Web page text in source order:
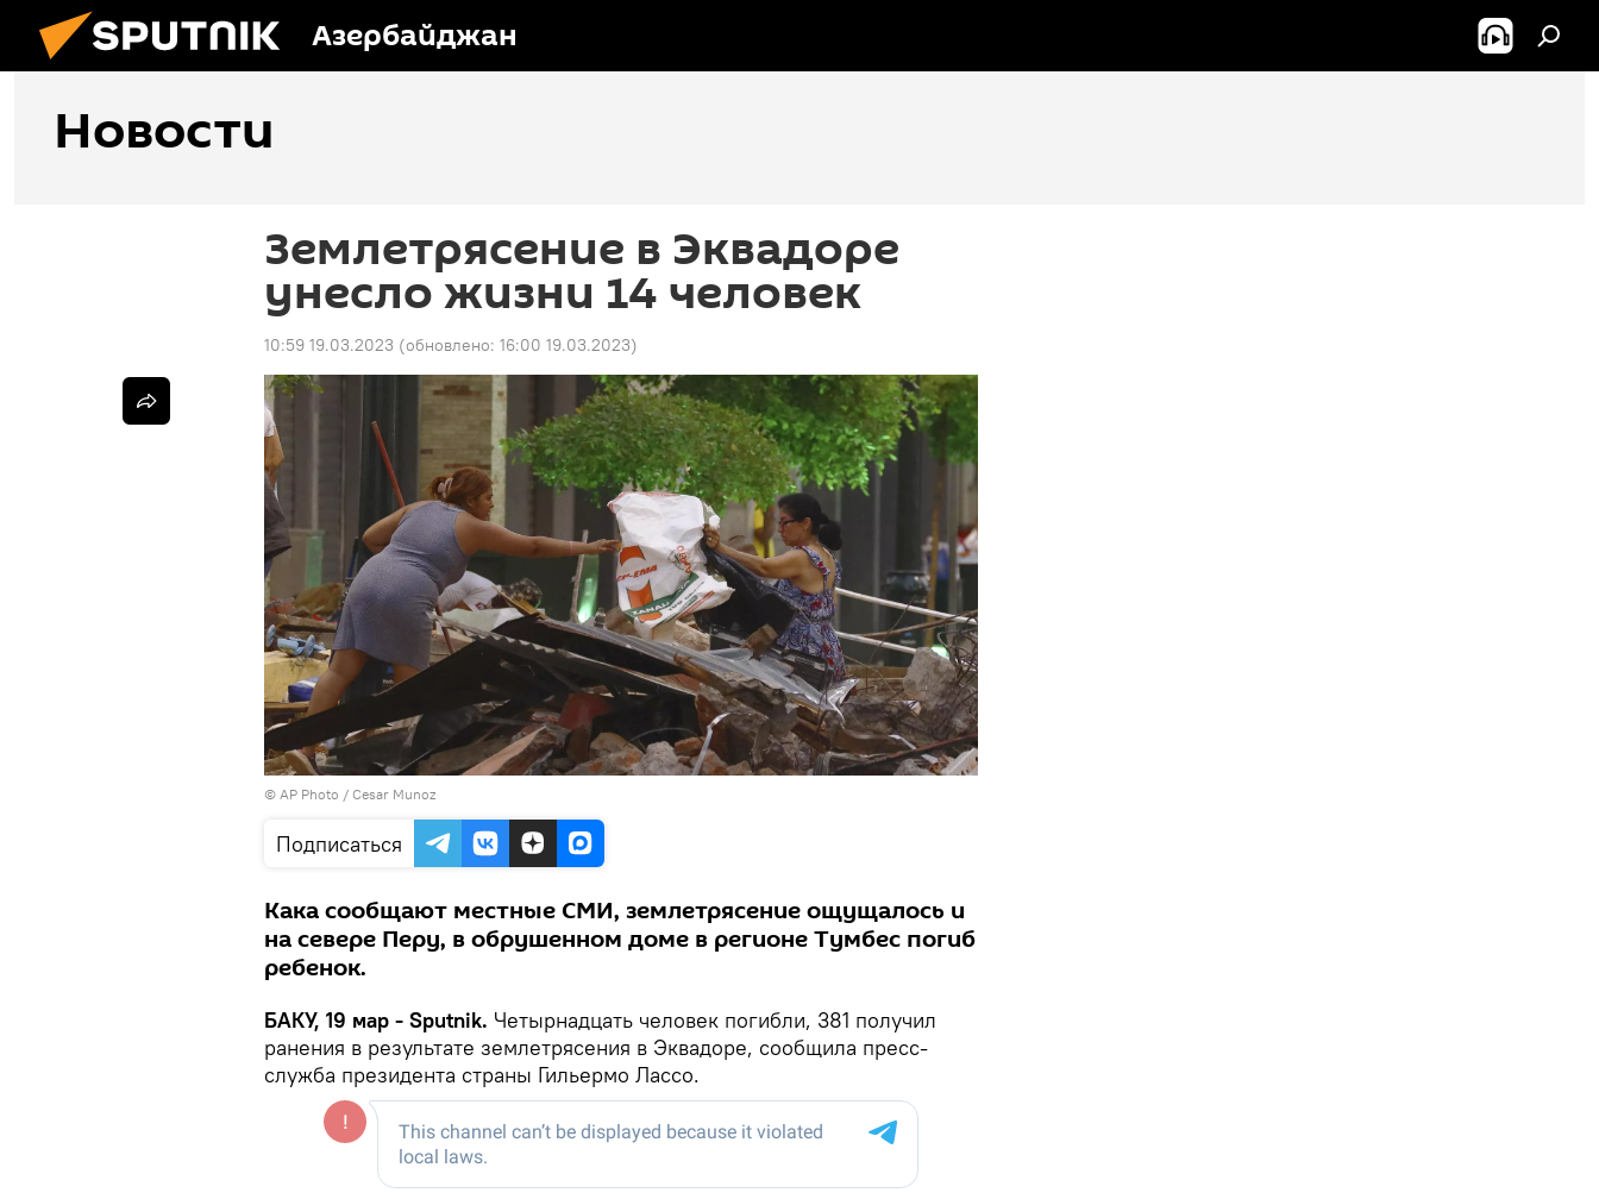
Азербайджан
Новости
Землетрясение в Эквадоре
унесло жизни 14 человек
10:59 19.03.2023 (обновлено: 16:00 19.03.2023)
© AP Photo / Cesar Munoz
Подписаться
Кака сообщают местные СМИ, землетрясение ощущалось и
на севере Перу, в обрушенном доме в регионе Тумбес погиб
ребенок.
БАКУ, 19 мар - Sputnik. Четырнадцать человек погибли, 381 получил
ранения в результате землетрясения в Эквадоре, сообщила пресс-
служба президента страны Гильермо Лассо.